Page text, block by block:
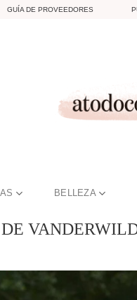
GUÍA DE PROVEEDORES
BELLEZA